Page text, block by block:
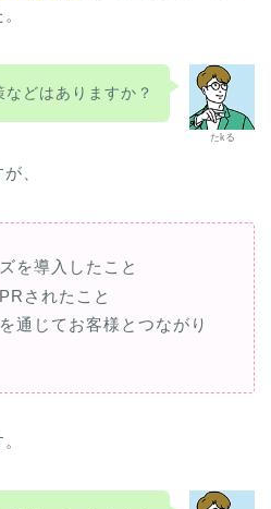
たkる
どはありますか？
、
を導入したこと
されたこと
通じてお客様とつながり